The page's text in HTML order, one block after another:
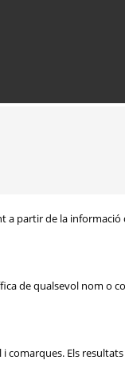
partir de la
de qualsevol nom o
Els